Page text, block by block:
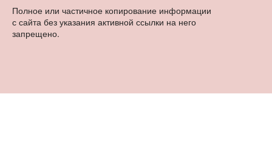
Полное или частичное копирование информации
с сайта без указания активной ссылки на него
запрещено.